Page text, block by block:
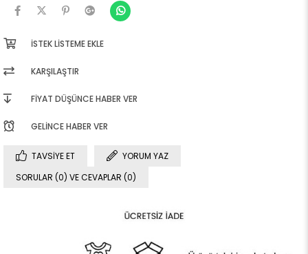
İSTEK LISTEME EKLE
KARŞILAŞTIR
FIYAT DÜŞÜNCE HABER VER
GELINCE HABER VER
TAVSIYE ET
YORUM YAZ
SORULAR (0) VE CEVAPLAR (0)